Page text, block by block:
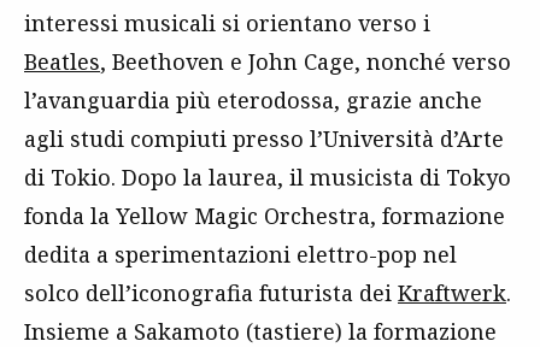
interessi musicali si orientano verso i
Beatles, Beethoven e John Cage, nonché verso
l’avanguardia più eterodossa, grazie anche
agli studi compiuti presso l’Università d’Arte
di Tokio. Dopo la laurea, il musicista di Tokyo
fonda la Yellow Magic Orchestra, formazione
dedita a sperimentazioni elettro-pop nel
solco dell’iconografia futurista dei Kraftwerk.
Insieme a Sakamoto (tastiere) la formazione